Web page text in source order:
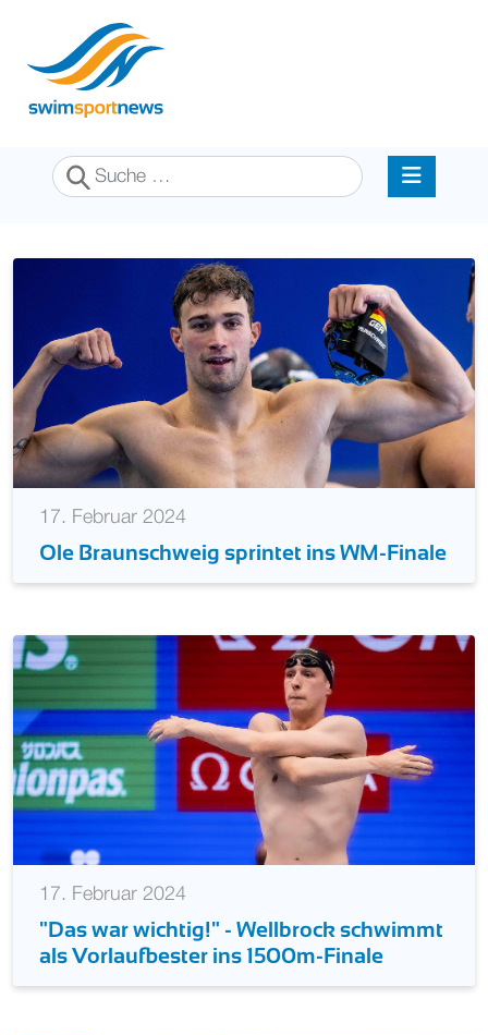
Suchen
17. Februar 2024
Ole Braunschweig sprintet ins WM-Finale
17. Februar 2024
"Das war wichtig!" - Wellbrock schwimmt
als Vorlaufbester ins 1500m-Finale